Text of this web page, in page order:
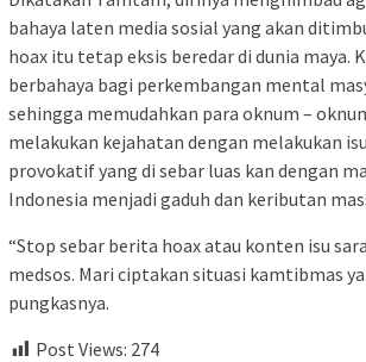
bahaya laten media sosial yang akan
hoax itu tetap eksis beredar di dunia maya.
berbahaya bagi perkembangan mental
sehingga memudahkan para oknum –
melakukan kejahatan dengan melakukan
provokatif yang di sebar luas kan dengan
Indonesia menjadi gaduh dan keributan
“Stop sebar berita hoax atau konten isu
medsos. Mari ciptakan situasi kamtibmas
pungkasnya.
Post Views: 274